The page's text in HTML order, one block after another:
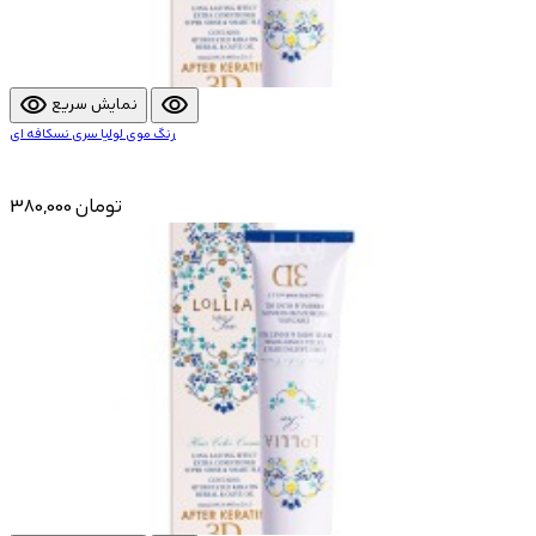
visibility نمایش سریع visibility
رنگ موی لولیا سری نسکافه ای
380,000 تومان